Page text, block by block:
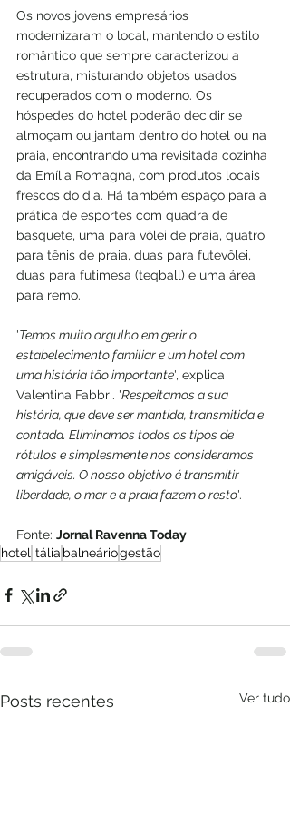
Os novos jovens empresários
modernizaram o local, mantendo o estilo
romântico que sempre caracterizou a
estrutura, misturando objetos usados ​​
recuperados com o moderno. Os
hóspedes do hotel poderão decidir se
almoçam ou jantam dentro do hotel ou na
praia, encontrando uma revisitada cozinha
da Emília Romagna, com produtos locais
frescos do dia. Há também espaço para a
prática de esportes com quadra de
basquete, uma para vôlei de praia, quatro
para tênis de praia, duas para futevôlei,
duas para futimesa (teqball) e uma área
para remo.
'Temos muito orgulho em gerir o
estabelecimento familiar e um hotel com
uma história tão importante', explica
Valentina Fabbri. 'Respeitamos a sua
história, que deve ser mantida, transmitida e
contada. Eliminamos todos os tipos de
rótulos e simplesmente nos consideramos
amigáveis. O nosso objetivo é transmitir
liberdade, o mar e a praia fazem o resto'.
Fonte: Jornal Ravenna Today
hotel itália balneáriogestão
Posts recentes Ver tudo